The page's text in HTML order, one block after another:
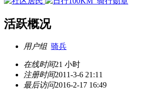
活跃概况
用户组 骑兵
在线时间21 小时
注册时间2011-3-6 21:11
最后访问2016-2-17 16:49